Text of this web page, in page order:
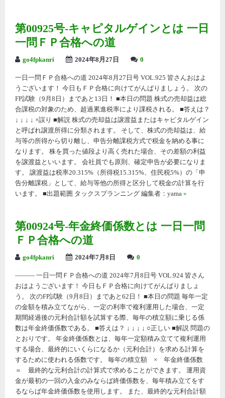
第00925号-キャピタルゲインとは 一日
一問ＦＰ合格への道
go4fpkanri 2024年8月27日 0
一日一問ＦＰ合格への道 2024年8月27日号 VOL.925 皆さんおはよ
うございます！ 今日もＦＰ合格に向けてがんばりましょう。 次の
FP試験（9月8日）まであと13日！ ■本日の問題 株式の売却益は総
合課税の対象のため、超過累進税率により課税される。 ■答えは？
↓ ↓ ↓ ↓ ×誤り ■解説 株式の売却益は譲渡益またはキャピタルゲイン
と呼ばれ譲渡所得に分類されます。 そして、株式の売却益は、給
与等の所得から切り離し、申告分離課税方式で税金を納める事に
なります。 株を買った値段より高く売れた場合、その差額の利益
を譲渡益といいます。 会社員でも原則、確定申告が必要になりま
す。 譲渡益は税率20.315%（所得税15.315%、住民税5%）の「申
告分離課税」として、給与等他の所得と区分して税金の計算を行
います。 ■出題範囲 タックスプランニング 編集者：yama »
第00924号-年金終価係数とは 一日一問
ＦＰ合格への道
go4fpkanri 2024年7月8日 0
——— 一日一問ＦＰ合格への道 2024年7月8日号 VOL.924 皆さん
おはようございます！ 今日もＦＰ合格に向けてがんばりましょ
う。 次のFP試験（9月8日）まであと62日！ ■本日の問題 毎年一定
の金額を積み立てながら、一定の利率で複利運用した場合、一定
期間経過後の元利合計額を試算する際、毎年の積立額に乗じる係
数は年金終価係数である。 ■答えは？ ↓ ↓ ↓ ↓ ○正しい ■解説 問題の
とおりです。 年金終価係数とは、毎年一定額積み立てて複利運用
する場合、最終的にいくらになるか（元利合計）を求める計算を
するために使われる係数です。 毎年の積立額 × 年金終価係数
＝ 最終的な元利合計の計算式で求めることができます。 運用資
金が最初の一回の入金のみならば終価係数を、毎年積み立てをす
るならば年金終価係数を使用します。 また、最終的な元利合計額